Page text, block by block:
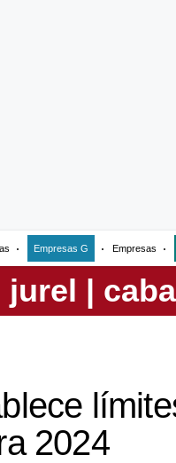
Empresas G Empresas
2024